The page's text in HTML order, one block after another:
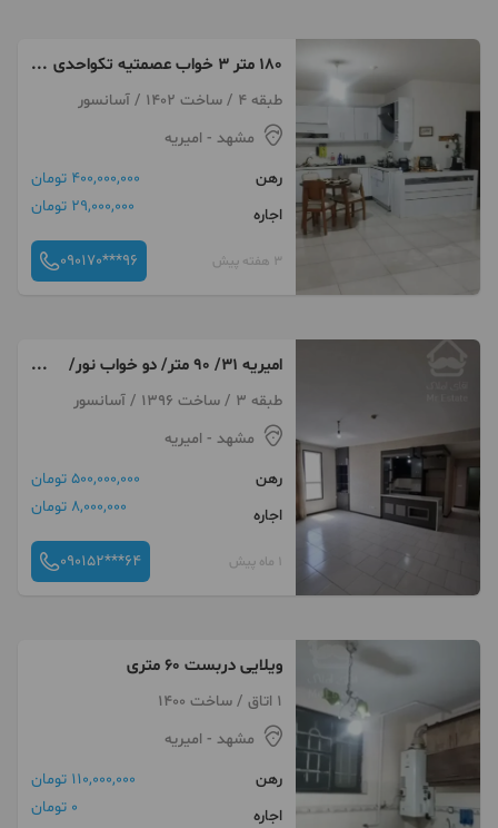
۱۸۰ متر ۳ خواب عصمتیه تکواحدی
فول امکانات
طبقه 4 / ساخت 1402 / آسانسور
مشهد - امیریه
رهن
400,000,000 تومان
اجاره
29,000,000 تومان
3 هفته پیش 090170***96
امیریه ۳۱/ ۹۰ متر/ دو خواب نور/
مستغلاتی
طبقه 3 / ساخت 1396 / آسانسور
مشهد - امیریه
رهن
500,000,000 تومان
اجاره
8,000,000 تومان
1 ماه پیش 090152***64
ویلایی دربست ۶۰ متری
1 اتاق / ساخت 1400
مشهد - امیریه
رهن
110,000,000 تومان
اجاره
0 تومان